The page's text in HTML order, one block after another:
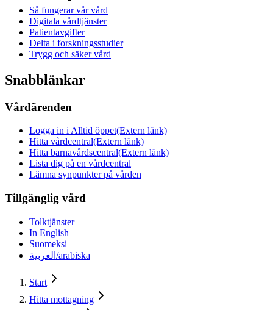
Så fungerar vår vård
Digitala vårdtjänster
Patientavgifter
Delta i forskningsstudier
Trygg och säker vård
Snabblänkar
Vårdärenden
Logga in i Alltid öppet(Extern länk)
Hitta vårdcentral(Extern länk)
Hitta barnavårdscentral(Extern länk)
Lista dig på en vårdcentral
Lämna synpunkter på vården
Tillgänglig vård
Tolktjänster
In English
Suomeksi
العربية/arabiska
Start
Hitta mottagning